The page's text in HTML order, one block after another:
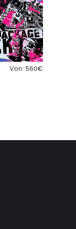
Von:560€